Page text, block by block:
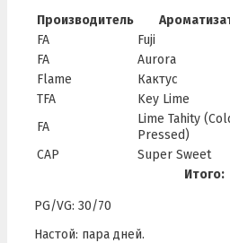
Производитель
FA
Fuji
FA
Aurora
Flame
Кактус
TFA
Key Lime
FA
Lime Tahity
Pressed)
CAP
Super Sweet
Итого:
PG/VG: 30/70
Настой: пара дней.